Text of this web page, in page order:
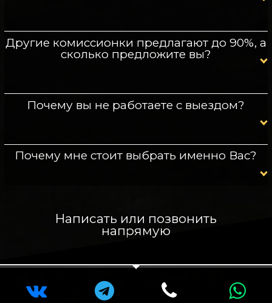
Другие комиссионки предлагают до 90%, а
сколько предложите вы?
Почему вы не работаете с выездом?
Почему мне стоит выбрать именно Вас?
Написать или позвонить
напрямую